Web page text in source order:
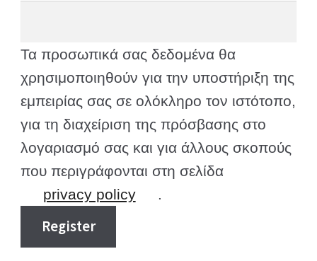
Τα προσωπικά σας δεδομένα θα
χρησιμοποιηθούν για την υποστήριξη της
εμπειρίας σας σε ολόκληρο τον ιστότοπο,
για τη διαχείριση της πρόσβασης στο
λογαριασμό σας και για άλλους σκοπούς
που περιγράφονται στη σελίδα
privacy policy
.
Register